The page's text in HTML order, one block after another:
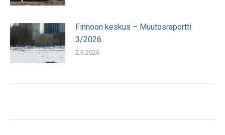
Finnoon keskus – Muutosraportti
3/2026
2.3.2026